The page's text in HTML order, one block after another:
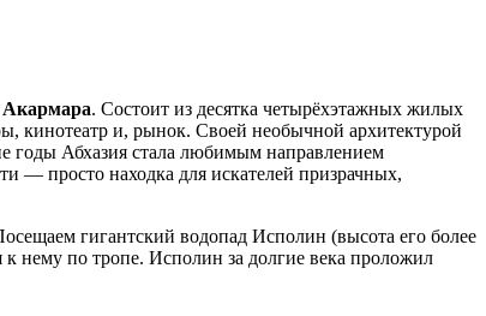
. Состоит из десятка четырёхэтажных жилых
кинотеатр и, рынок. Своей необычной архитектурой
годы Абхазия стала любимым направлением
— просто находка для искателей призрачных,
гигантский водопад Исполин (высота его более
нему по тропе. Исполин за долгие века проложил